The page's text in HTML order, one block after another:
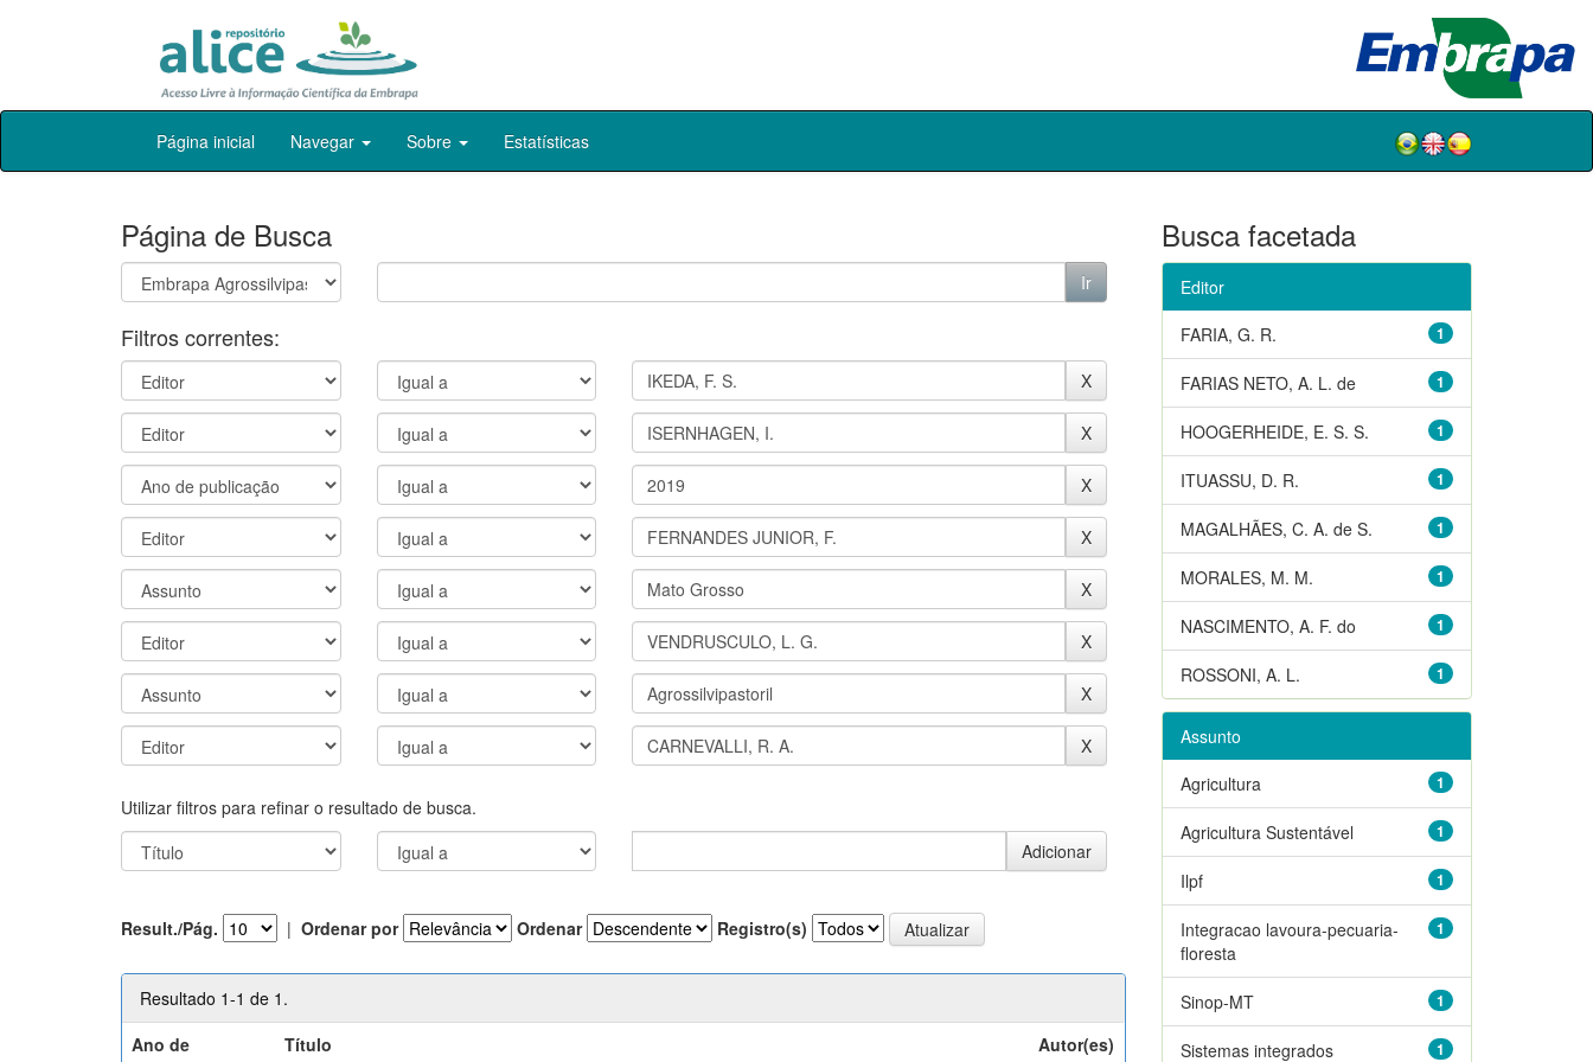
Skip
Página inicial Navegar Sobre Estatísticas
Página de Busca
Filtros correntes:
Utilizar filtros para refinar o resultado de busca.
Result./Pág. | Ordenar por Ordenar Registro(s)
Resultado 1-1 de 1.
Ano de
Título Autor(es)
Busca facetada
Editor
1
FARIA, G. R.
1
FARIAS NETO, A. L. de
1
HOOGERHEIDE, E. S. S.
1
ITUASSU, D. R.
1
MAGALHÃES, C. A. de S.
1
MORALES, M. M.
1
NASCIMENTO, A. F. do
1
ROSSONI, A. L.
Assunto
1
Agricultura
1
Agricultura Sustentável
1
Ilpf
1
Integracao lavoura-pecuaria-
floresta
1
Sinop-MT
1
Sistemas integrados